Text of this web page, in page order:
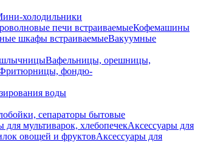
холодильники
печи встраиваемыеКофемашины
шкафы встраиваемыеВакуумные
Вафельницы, орешницы,
фондю-
воды
сепараторы бытовые
для мультиварок, хлебопечекАксессуары для
овощей и фруктовАксессуары для